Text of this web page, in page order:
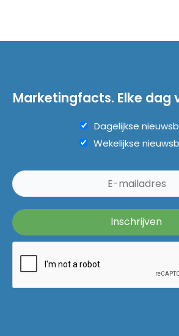
Marketingfacts. Elke dag
Dagelijkse
Wekelijkse